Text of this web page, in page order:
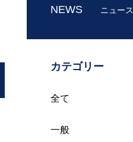
NEWS ニュース
カテゴリー
全て
一般